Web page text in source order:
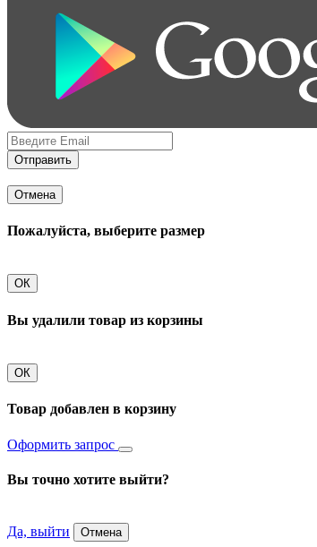
Отправить
Отмена
Пожалуйста, выберите размер
ОК
Вы удалили товар из корзины
ОК
Товар добавлен в корзину
Оформить запрос
Вы точно хотите выйти?
Да, выйти Отмена